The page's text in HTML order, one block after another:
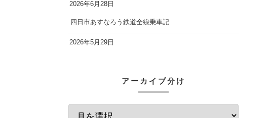
2026年6月28日
四日市あすなろう鉄道全線乗車記
2026年5月29日
アーカイブ分け